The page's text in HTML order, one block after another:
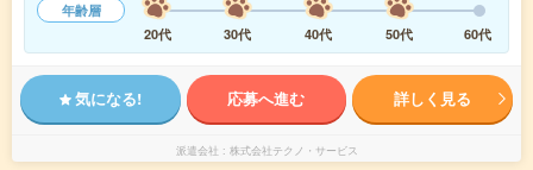
年齢層
20代
30代 40代 50代 60代
気になる! 応募へ進む 詳しく見る
派遣会社 株式会社テクノ・サービス